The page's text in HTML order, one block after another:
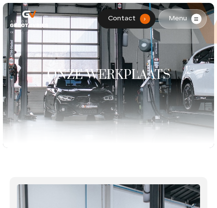
Contact . Menu
HOME
AANBOD
DIENSTEN
WERKPLAATS
0299-361562
info@grootendevries.nl
ONZE WERKPLAATS